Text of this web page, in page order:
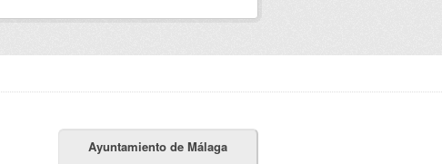
Ayuntamiento de Málaga